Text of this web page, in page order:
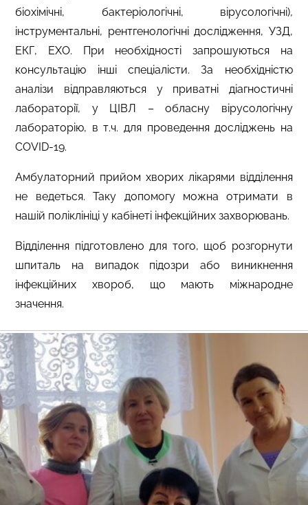
біохімічні, бактеріологічні, вірусологічні),
інструментальні, рентгенологічні дослідження, УЗД,
ЕКГ, ЕХО. При необхідності запрошуються на
консультацію інші спеціалісти. За необхідністю
аналізи відправляються у приватні діагностичні
лабораторії, у ЦІВЛ – обласну вірусологічну
лабораторію, в т.ч. для проведення досліджень на
COVID-19.
Амбулаторний прийом хворих лікарями відділення
не ведеться. Таку допомогу можна отримати в
нашій поліклініціу кабінеті інфекційних захворювань.
Відділення підготовленодля того, щоб розгорнути
шпиталь на випадок підозри або виникнення
інфекційних хвороб, що мають міжнародне
значення.